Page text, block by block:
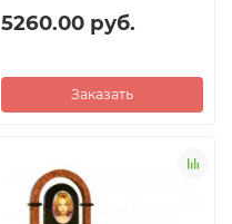
5260.00 руб.
Заказать